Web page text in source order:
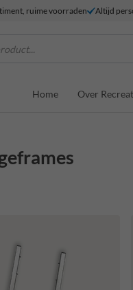
ruime voorraden Altijd
Home Over